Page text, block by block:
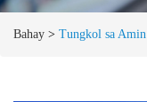
Bahay > Tungkol sa Amin